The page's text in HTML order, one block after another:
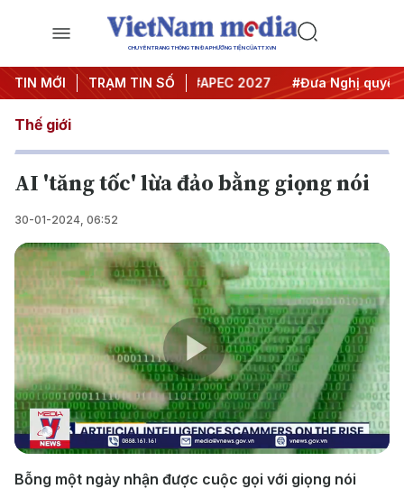
CHUYÊN TRANG THÔNG TIN ĐA PHƯƠNG TIỆN CỦA TTXVN
TIN MỚI TRẠM TIN SỐ
nghị Trung ương 3 #APEC 2027 #Đưa Nghị quyết
Thế giới
AI 'tăng tốc' lừa đảo bằng giọng nói
30-01-2024, 06:52
Play
Video
Bỗng một ngày nhận được cuộc gọi với giọng nói